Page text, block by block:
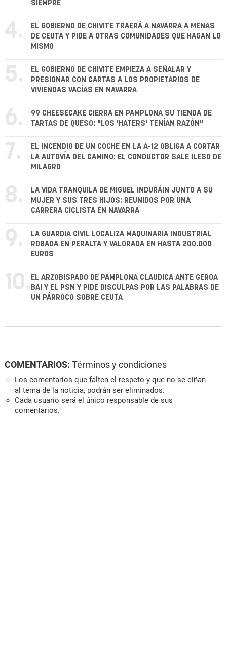
SIEMPRE
4.
EL GOBIERNO DE CHIVITE TRAERÁ A NAVARRA A MENAS
DE CEUTA Y PIDE A OTRAS COMUNIDADES QUE HAGAN LO
MISMO
5.
EL GOBIERNO DE CHIVITE EMPIEZA A SEÑALAR Y
PRESIONAR CON CARTAS A LOS PROPIETARIOS DE
VIVIENDAS VACÍAS EN NAVARRA
6.
99 CHEESECAKE CIERRA EN PAMPLONA SU TIENDA DE
TARTAS DE QUESO: "LOS 'HATERS' TENÍAN RAZÓN"
7.
EL INCENDIO DE UN COCHE EN LA A-12 OBLIGA A CORTAR
LA AUTOVÍA DEL CAMINO: EL CONDUCTOR SALE ILESO DE
MILAGRO
8.
LA VIDA TRANQUILA DE MIGUEL INDURÁIN JUNTO A SU
MUJER Y SUS TRES HIJOS: REUNIDOS POR UNA
CARRERA CICLISTA EN NAVARRA
9.
LA GUARDIA CIVIL LOCALIZA MAQUINARIA INDUSTRIAL
ROBADA EN PERALTA Y VALORADA EN HASTA 200.000
EUROS
10. EL ARZOBISPADO DE PAMPLONA CLAUDICA ANTE GEROA
BAI Y EL PSN Y PIDE DISCULPAS POR LAS PALABRAS DE
UN PÁRROCO SOBRE CEUTA
COMENTARIOS: Términos y condiciones
Los comentarios que falten el respeto y que no se ciñan
al tema de la noticia, podrán ser eliminados.
Cada usuario será el único responsable de sus
comentarios.